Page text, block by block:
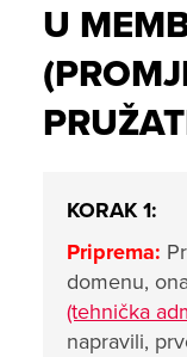
U
KORAK 1:
Priprema:
domenu,
(tehnička
napravili,